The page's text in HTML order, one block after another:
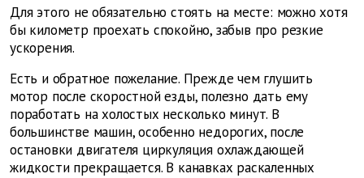
Для этого не обязательно стоять на месте: можно хотя
бы километр проехать спокойно, забыв про резкие
ускорения.
Есть и обратное пожелание. Прежде чем глушить
мотор после скоростной езды, полезно дать ему
поработать на холостых несколько минут. В
большинстве машин, особенно недорогих, после
остановки двигателя циркуляция охлаждающей
жидкости прекращается. В канавках раскаленных